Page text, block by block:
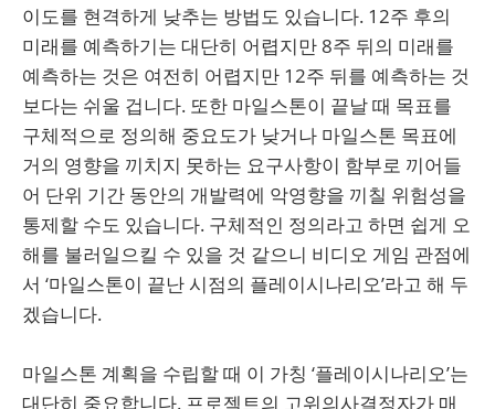
이도를 현격하게 낮추는 방법도 있습니다. 12주 후의
미래를 예측하기는 대단히 어렵지만 8주 뒤의 미래를
예측하는 것은 여전히 어렵지만 12주 뒤를 예측하는 것
보다는 쉬울 겁니다. 또한 마일스톤이 끝날 때 목표를
구체적으로 정의해 중요도가 낮거나 마일스톤 목표에
거의 영향을 끼치지 못하는 요구사항이 함부로 끼어들
어 단위 기간 동안의 개발력에 악영향을 끼칠 위험성을
통제할 수도 있습니다. 구체적인 정의라고 하면 쉽게 오
해를 불러일으킬 수 있을 것 같으니 비디오 게임 관점에
서 ‘마일스톤이 끝난 시점의 플레이시나리오’라고 해 두
겠습니다.
마일스톤 계획을 수립할 때 이 가칭 ‘플레이시나리오’는
대단히 중요합니다. 프로젝트의 고위의사결정자가 매